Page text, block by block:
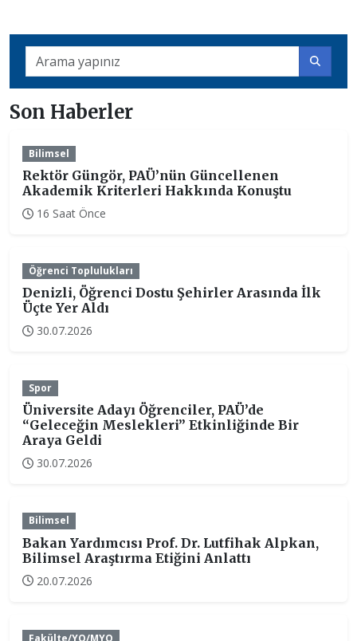
Son Haberler
Bilimsel
Rektör Güngör, PAÜ’nün Güncellenen
Akademik Kriterleri Hakkında Konuştu
16 Saat Önce
Öğrenci Toplulukları
Denizli, Öğrenci Dostu Şehirler Arasında İlk
Üçte Yer Aldı
30.07.2026
Spor
Üniversite Adayı Öğrenciler, PAÜ’de
“Geleceğin Meslekleri” Etkinliğinde Bir
Araya Geldi
30.07.2026
Bilimsel
Bakan Yardımcısı Prof. Dr. Lutfihak Alpkan,
Bilimsel Araştırma Etiğini Anlattı
20.07.2026
Fakülte/YO/MYO